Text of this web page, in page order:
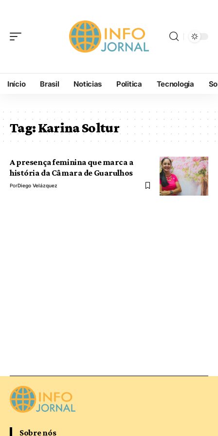
Início Brasil Noticias Politica Tecnologia
Tag:Karina Soltur
A presença feminina que marca a
história da Câmara de Guarulhos
PorDiego Velázquez
Sobre nós